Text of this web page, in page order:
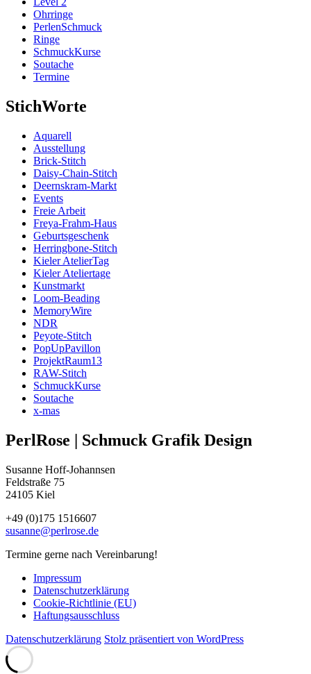
Ohrringe
PerlenSchmuck
Ringe
SchmuckKurse
Soutache
Termine
StichWorte
Aquarell
Ausstellung
Brick-Stitch
Daisy-Chain-Stitch
Deernskram-Markt
Events
Freie Arbeit
Freya-Frahm-Haus
Geburtsgeschenk
Herringbone-Stitch
Kieler AtelierTag
Kieler Ateliertage
Kunstmarkt
Loom-Beading
MemoryWire
NDR
Peyote-Stitch
PopUpPavillon
ProjektRaum13
RAW-Stitch
SchmuckKurse
Soutache
x-mas
PerlRose | Schmuck Grafik Design
Susanne Hoff-Johannsen
Feldstraße 75
24105 Kiel
+49 (0)175 1516607
susanne@perlrose.de
Termine gerne nach Vereinbarung!
Impressum
Datenschutz­erklärung
Cookie-Richtlinie (EU)
Haftungsausschluss
Datenschutz­erklärung Stolz präsentiert von WordPress